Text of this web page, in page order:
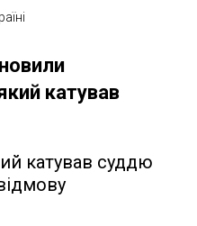
катував
катував суддю